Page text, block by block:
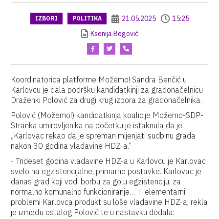
IZBORI POLITIKA 21.05.2025
15:25
Ksenija Begović
Koordinatorica platforme Možemo! Sandra Benčić u
Karlovcu je dala podršku kandidatkinji za gradonačelnicu
Draženki Polović za drugi krug izbora za gradonačelnika.
Polović (Možemo!) kandidatkinja koalicije Možemo-SDP-
Stranka umirovljenika na početku je istaknula da je
„Karlovac rekao da je spreman mijenjati sudbinu grada
nakon 30 godina vladavine HDZ-a.“
- Trideset godina vladavine HDZ-a u Karlovcu je Karlovac
svelo na egzistencijalne, primarne postavke. Karlovac je
danas grad koji vodi borbu za golu egzistenciju, za
normalno komunalno funkcioniranje… Ti elementarni
problemi Karlovca produkt su loše vladavine HDZ-a, rekla
je između ostalog Polović te u nastavku dodala: